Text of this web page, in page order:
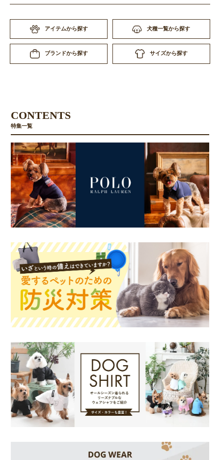
アイテムから探す 犬種一覧から探す
ブランドから探す サイズから探す
CONTENTS
特集一覧